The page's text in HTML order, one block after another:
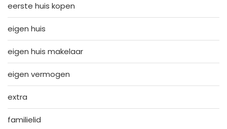
eerste huis kopen
eigen huis
eigen huis makelaar
eigen vermogen
extra
familielid